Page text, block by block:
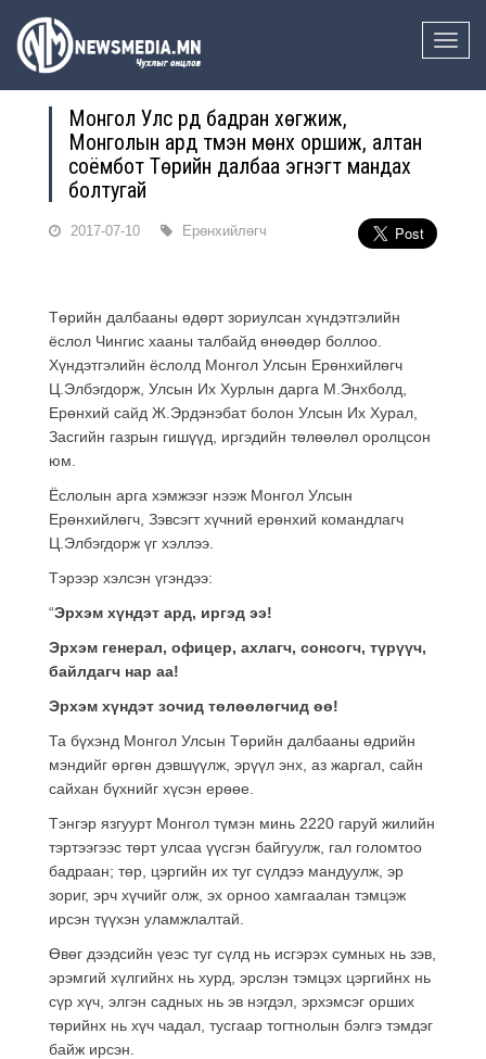
Toggle
Монгол Улс үүрд бадран хөгжиж,
Монголын ард түмэн мөнх оршиж, алтан
соёмбот Төрийн далбаа эгнэгт мандах
болтугай
2017-07-10 Ерөнхийлөгч
Төрийн далбааны өдөрт зориулсан хүндэтгэлийн
ёслол Чингис хааны талбайд өнөөдөр боллоо.
Хүндэтгэлийн ёслолд Монгол Улсын Ерөнхийлөгч
Ц.Элбэгдорж, Улсын Их Хурлын дарга М.Энхболд,
Ерөнхий сайд Ж.Эрдэнэбат болон Улсын Их Хурал,
Засгийн газрын гишүүд, иргэдийн төлөөлөл оролцсон
юм.
Ёслолын арга хэмжээг нээж Монгол Улсын
Ерөнхийлөгч, Зэвсэгт хүчний ерөнхий командлагч
Ц.Элбэгдорж үг хэллээ.
Тэрээр хэлсэн үгэндээ:
“Эрхэм хүндэт ард, иргэд ээ!
Эрхэм генерал, офицер, ахлагч, сонсогч, түрүүч,
байлдагч нар аа!
Эрхэм хүндэт зочид төлөөлөгчид өө!
Та бүхэнд Монгол Улсын Төрийн далбааны өдрийн
мэндийг өргөн дэвшүүлж, эрүүл энх, аз жаргал, сайн
сайхан бүхнийг хүсэн ерөөе.
Тэнгэр язгуурт Монгол түмэн минь 2220 гаруй жилийн
тэртээгээс төрт улсаа үүсгэн байгуулж, гал голомтоо
бадраан; төр, цэргийн их туг сүлдээ мандуулж, эр
зориг, эрч хүчийг олж, эх орноо хамгаалан тэмцэж
ирсэн түүхэн уламжлалтай.
Өвөг дээдсийн үеэс туг сүлд нь исгэрэх сумных нь зэв,
эрэмгий хүлгийнх нь хурд, эрслэн тэмцэх цэргийнх нь
сүр хүч, элгэн садных нь эв нэгдэл, эрхэмсэг орших
төрийнх нь хүч чадал, тусгаар тогтнолын бэлгэ тэмдэг
байж ирсэн.